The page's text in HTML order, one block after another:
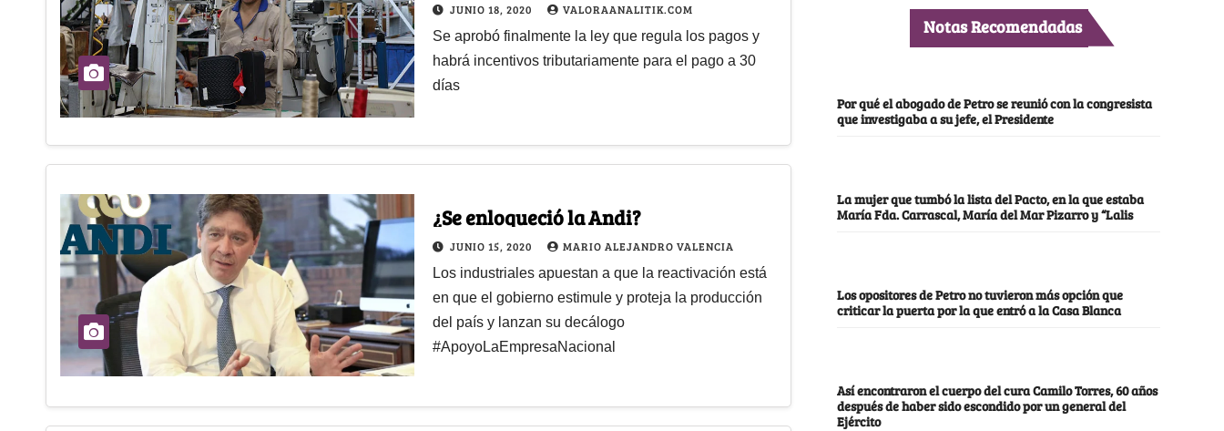
JUNIO 18, 2020 VALORAANALITIK.COM
Se aprobó finalmente la ley que regula los pagos y
habrá incentivos tributariamente para el pago a 30
días
¿Se enloqueció la Andi?
JUNIO 15, 2020 MARIO ALEJANDRO VALENCIA
Los industriales apuestan a que la reactivación está
en que el gobierno estimule y proteja la producción
del país y lanzan su decálogo
#ApoyoLaEmpresaNacional
Notas Recomendadas
Por qué el abogado de Petro se reunió con la congresista
que investigaba a su jefe, el Presidente
La mujer que tumbó la lista del Pacto, en la que estaba
María Fda. Carrascal, María del Mar Pizarro y “Lalis
Los opositores de Petro no tuvieron más opción que
criticar la puerta por la que entró a la Casa Blanca
Así encontraron el cuerpo del cura Camilo Torres, 60 años
después de haber sido escondido por un general del
Ejército